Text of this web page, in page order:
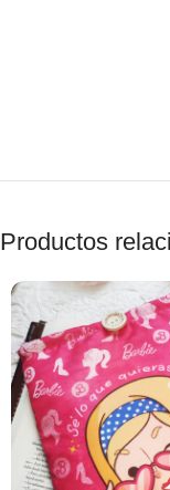
Productos